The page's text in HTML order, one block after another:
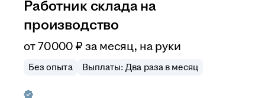
Работник склада на
производство
от70 000 ₽ за месяц, на руки
Без опыта Выплаты: Два раза в месяц